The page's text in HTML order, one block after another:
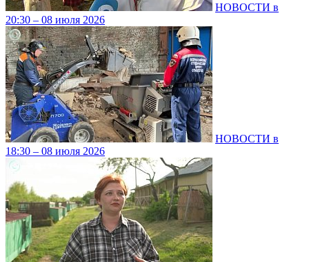
НОВОСТИ в
20:30 – 08 июля 2026
НОВОСТИ в
18:30 – 08 июля 2026